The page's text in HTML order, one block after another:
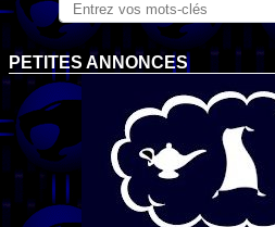
PETITES ANNONCES